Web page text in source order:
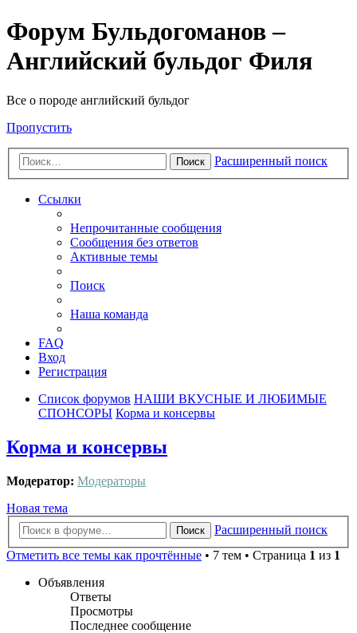
Форум Бульдогоманов –
Английский бульдог Филя
Все о породе английский бульдог
Пропустить
Поиск Расширенный поиск
Ссылки
Непрочитанные сообщения
Сообщения без ответов
Активные темы
Поиск
Наша команда
FAQ
Вход
Регистрация
Список форумов НАШИ ВКУСНЫЕ И ЛЮБИМЫЕ
СПОНСОРЫ Корма и консервы
Корма и консервы
Модератор: Модераторы
Новая тема
Поиск
Расширенный поиск
Отметить все темы как прочтённые • 7 тем • Страница 1 из 1
Объявления
Ответы
Просмотры
Последнее сообщение